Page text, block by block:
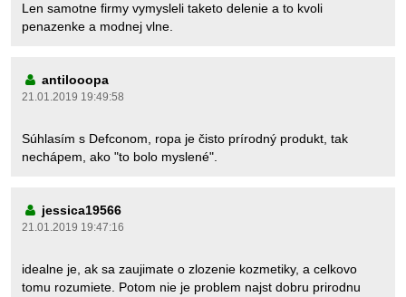
Len samotne firmy vymysleli taketo delenie a to kvoli
penazenke a modnej vlne.
antilooopa
21.01.2019 19:49:58
Súhlasím s Defconom, ropa je čisto prírodný produkt, tak
nechápem, ako "to bolo myslené".
jessica19566
21.01.2019 19:47:16
idealne je, ak sa zaujimate o zlozenie kozmetiky, a celkovo
tomu rozumiete. Potom nie je problem najst dobru prirodnu